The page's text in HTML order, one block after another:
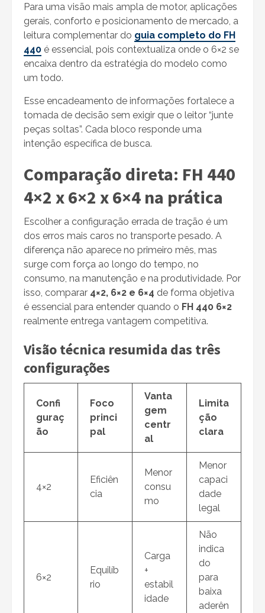
Para uma visão mais ampla de motor, aplicações
gerais, conforto e posicionamento de mercado, a
leitura complementar do guia completo do FH
440 é essencial, pois contextualiza onde o 6×2 se
encaixa dentro da estratégia do modelo como
um todo.
Esse encadeamento de informações fortalece a
tomada de decisão sem exigir que o leitor “junte
peças soltas”. Cada bloco responde uma
intenção específica de busca.
Comparação direta: FH 440
4×2 x 6×2 x 6×4 na prática
Escolher a configuração errada de tração é um
dos erros mais caros no transporte pesado. A
diferença não aparece no primeiro mês, mas
surge com força ao longo do tempo, no
consumo, na manutenção e na produtividade. Por
isso, comparar 4×2, 6×2 e 6×4 de forma objetiva
é essencial para entender quando o FH 440 6×2
realmente entrega vantagem competitiva.
Visão técnica resumida das três
configurações
Confi
guraç
ão
Foco
princi
pal
Vanta
gem
centr
al
Limita
ção
clara
4×2
Eficiên
cia
Menor
consu
mo
Menor
capaci
dade
legal
6×2
Equilíb
rio
Carga
+
estabil
idade
Não
indica
do
para
baixa
aderên